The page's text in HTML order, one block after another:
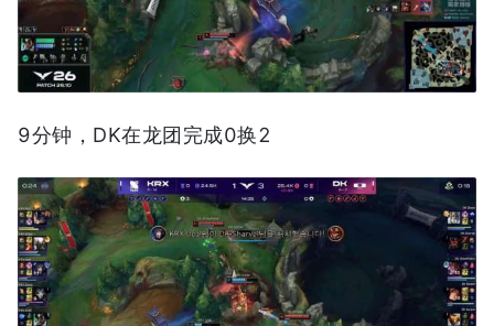
9分钟，DK在龙团完成0换2